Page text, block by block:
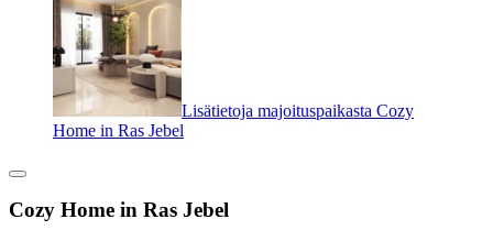
Lisätietoja majoituspaikasta Cozy
Home in Ras Jebel
Cozy Home in Ras Jebel